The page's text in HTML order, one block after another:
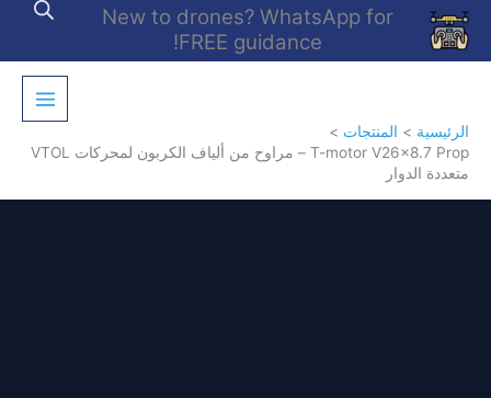
تخطي
المحتوى
New to drones? WhatsApp for
FREE guidance!
الرئيسية
المنتجات
T-motor V26x8.7 Prop – مراوح من ألياف الكربون لمحركات VTOL
متعددة الدوار